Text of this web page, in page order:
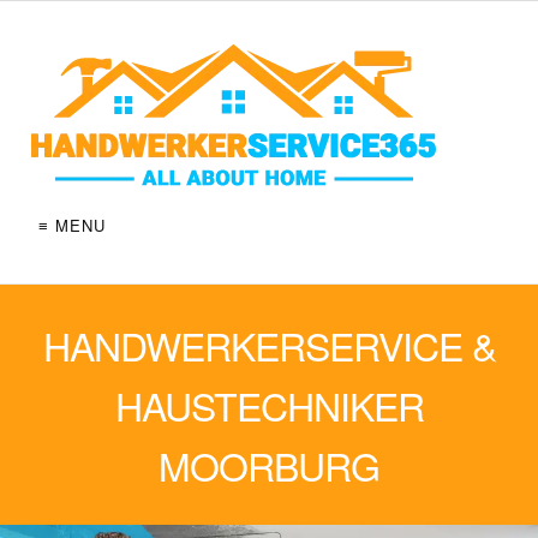
≡ MENU
HANDWERKERSERVICE &
HAUSTECHNIKER
MOORBURG